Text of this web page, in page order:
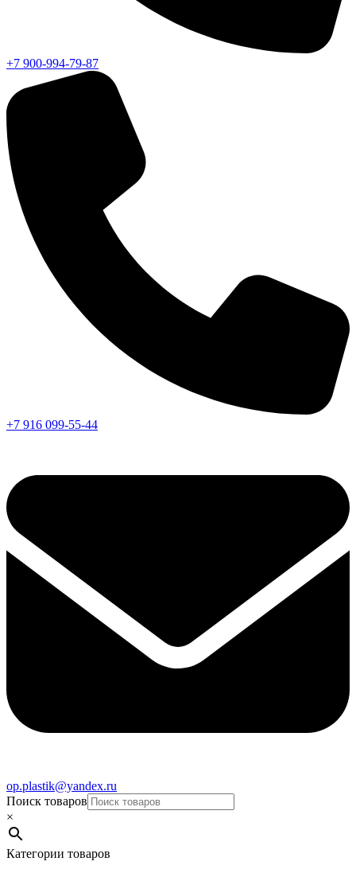
+7 900-994-79-87
+7 916 099-55-44
op.plastik@yandex.ru
Поиск товаров
×
Категории товаров